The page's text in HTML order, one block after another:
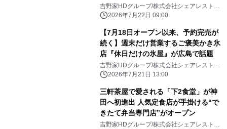
吉野家HDグループ/株式会社シェアレストラ
ン 2026年7月22日 09:00
【7月18日オープン以来、予約完売が
続く】週末だけ営業するご褒美かき氷
店『休日だけの氷屋』が広島で話題
吉野家HDグループ/株式会社シェアレストラ
ン 2026年7月21日 13:00
三軒茶屋で愛される「下2食堂」が神
田へ初進出 人気定食店が手掛ける“で
きたて弁当専門店”がオープン
吉野家HDグループ/株式会社シェアレストラ